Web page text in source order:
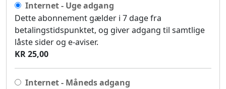
Internet - Uge adgang
Dette abonnement gælder i 7 dage fra
betalingstidspunktet, og giver adgang til samtlige
låste sider og e-aviser.
KR 25,00
Internet - Måneds adgang